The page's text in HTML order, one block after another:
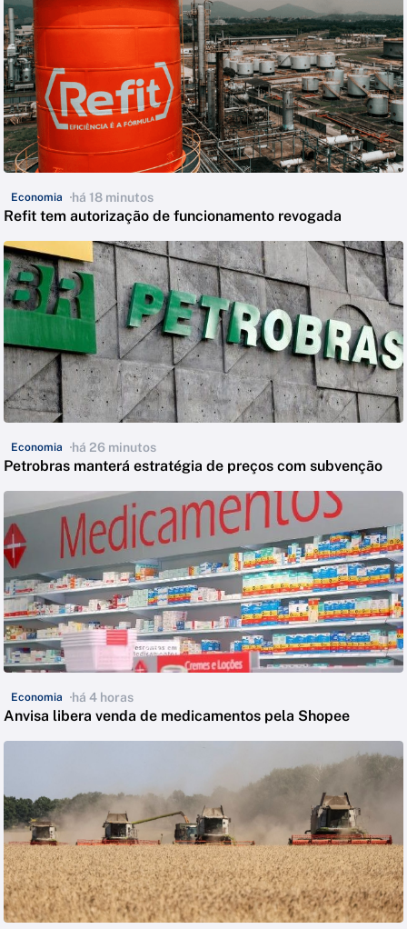
Economia há 18 minutos
Refit tem autorização de funcionamento revogada
Economia há 26 minutos
Petrobras manterá estratégia de preços com subvenção
Economia há 4 horas
Anvisa libera venda de medicamentos pela Shopee